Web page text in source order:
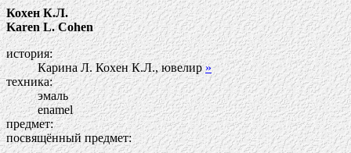
Кохен К.Л.
Karen L. Cohen
история:
Карина Л. Кохен К.Л., ювелир»
техника:
эмаль
enamel
предмет:
посвящённый предмет: